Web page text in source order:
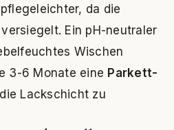
da die
Ein pH-neutraler
Wischen
3-6 Monate eine Parkett-
Lackschicht zu